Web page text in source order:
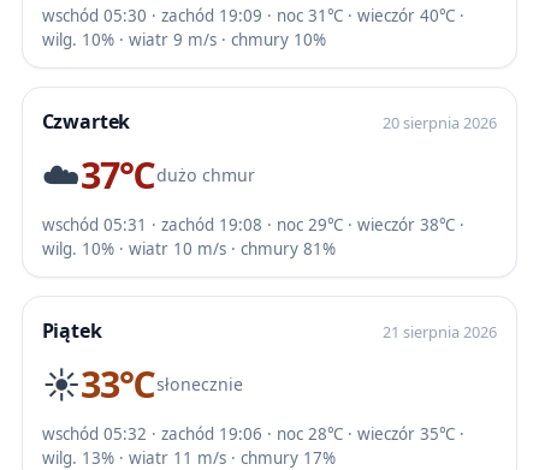
wschód 05:30 · zachód 19:09 · noc 31℃ · wieczór 40℃ ·
wilg. 10% · wiatr 9 m/s · chmury 10%
Czwartek 20 sierpnia 2026
☁️37℃dużo chmur
wschód 05:31 · zachód 19:08 · noc 29℃ · wieczór 38℃ ·
wilg. 10% · wiatr 10 m/s · chmury 81%
Piątek 21 sierpnia 2026
☀️33℃słonecznie
wschód 05:32 · zachód 19:06 · noc 28℃ · wieczór 35℃ ·
wilg. 13% · wiatr 11 m/s · chmury 17%